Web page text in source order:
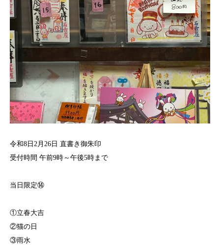
令和8日2月26日 直書き御朱印
受付時間 午前9時～午後5時まで⁡
当日限定⑭
①立春大吉
②猫の日
③雨水